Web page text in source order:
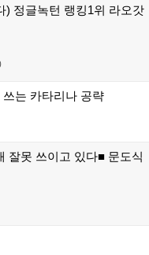
) 정글녹턴 랭킹1위 라오갓
는 카타리나 공략
잘못 쓰이고 있다■ 문도식